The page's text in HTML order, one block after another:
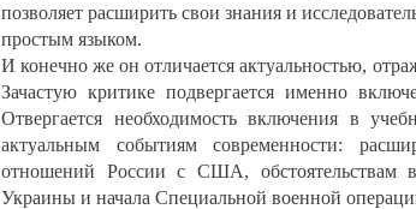
позволяет расширить свои знания и
простым языком.
И конечно же он отличается актуальностью,
Зачастую критике подвергается именно
Отвергается необходимость включения в
актуальным событиям современности:
отношений России с США, обстоятельствам
Украины и начала Специальной военной